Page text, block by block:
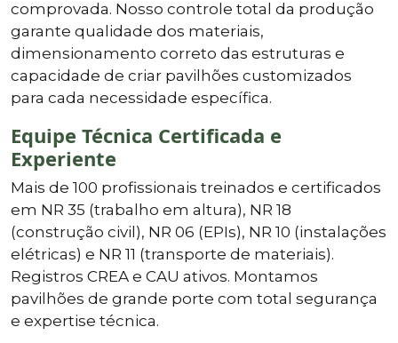
comprovada. Nosso controle total da produção
garante qualidade dos materiais,
dimensionamento correto das estruturas e
capacidade de criar pavilhões customizados
para cada necessidade específica.
Equipe Técnica Certificada e
Experiente
Mais de 100 profissionais treinados e certificados
em NR 35 (trabalho em altura), NR 18
(construção civil), NR 06 (EPIs), NR 10 (instalações
elétricas) e NR 11 (transporte de materiais).
Registros CREA e CAU ativos. Montamos
pavilhões de grande porte com total segurança
e expertise técnica.